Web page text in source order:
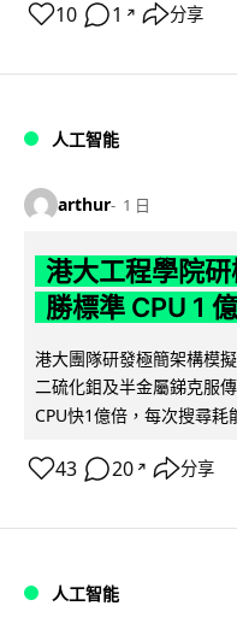
10 1 ↗ 分享
人工智能
arthur 1 日
港大工程學院
勝標準 CPU 1
港大團隊研發極簡架構模
二硫化鉬及半金屬銻克服
CPU快1億倍，每次搜尋耗
43 20 ↗ 分享
人工智能